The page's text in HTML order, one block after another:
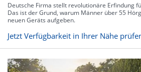
Deutsche Firma stellt revolutionäre Erfindung
Das ist der Grund, warum Männer über 55
neuen Geräts aufgeben.
Jetzt Verfügbarkeit in Ihrer Nähe